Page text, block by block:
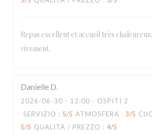
Repas excellent et accueil très
vivement.
Danielle D
2026-06-30 - 12:00 - OSPITI 2
SERVIZIO : 5/5 ATMOSFERA : 3/5
5/5 QUALITÀ / PREZZO : 4/5